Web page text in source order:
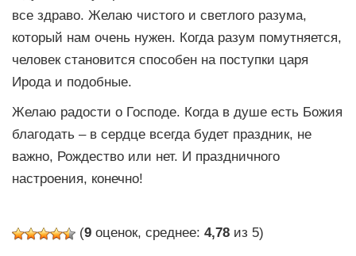
все здраво. Желаю чистого и светлого разума,
который нам очень нужен. Когда разум помутняется,
человек становится способен на поступки царя
Ирода и подобные.
Желаю радости о Господе. Когда в душе есть Божия
благодать – в сердце всегда будет праздник, не
важно, Рождество или нет. И праздничного
настроения, конечно!
(9 оценок, среднее: 4,78 из 5)